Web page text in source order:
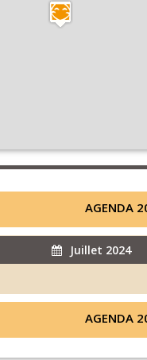
AGENDA
Juillet 2024
AGENDA